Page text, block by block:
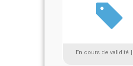
En cours de validité